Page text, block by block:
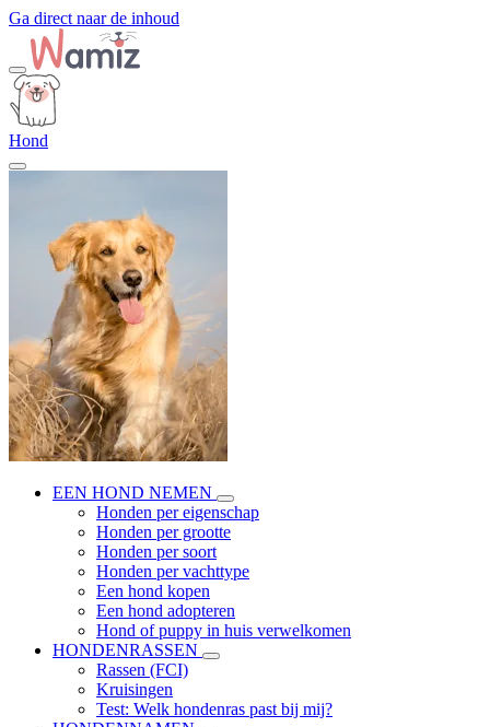
Ga direct naar de inhoud
Hond
EEN HOND NEMEN
Honden per eigenschap
Honden per grootte
Honden per soort
Honden per vachttype
Een hond kopen
Een hond adopteren
Hond of puppy in huis verwelkomen
HONDENRASSEN
Rassen (FCI)
Kruisingen
Test: Welk hondenras past bij mij?